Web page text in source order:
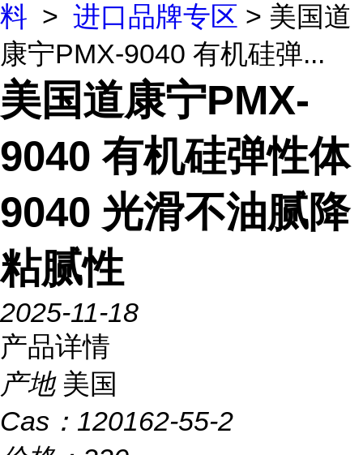
料 > 进口品牌专区 > 美国道
康宁PMX-9040 有机硅弹...
美国道康宁PMX-
9040 有机硅弹性体
9040 光滑不油腻降
粘腻性
2025-11-18
产品详情
产地 美国
Cas： 120162-55-2